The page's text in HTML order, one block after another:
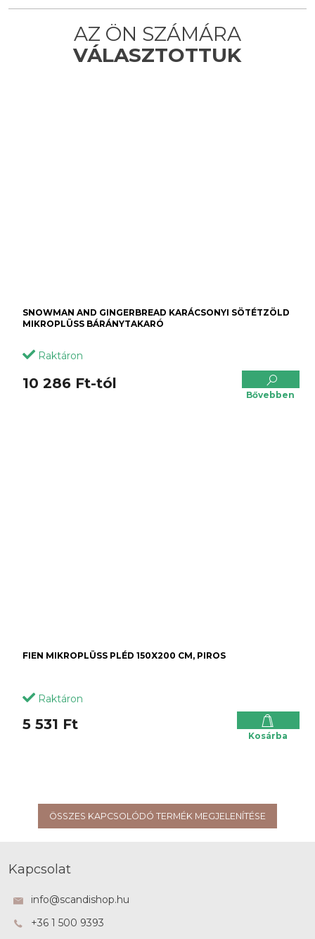
SNOWMAN AND GINGERBREAD KARÁCSONYI SÖTÉTZÖLD
MIKROPLÜSS BÁRÁNYTAKARÓ
Raktáron
10 286 Ft-tól
Bővebben
FIEN MIKROPLÜSS PLÉD 150X200 CM, PIROS
Raktáron
5 531 Ft
Kosárba
ÖSSZES KAPCSOLÓDÓ TERMÉK MEGJELENÍTÉSE
Kapcsolat
info@scandishop.hu
+36 1 500 9393